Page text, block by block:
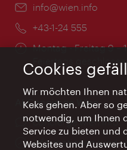
Email:
info@wien.info
Telefon:
+43-1-24 555
Öffnungszeiten:
Montag - Freitag 9 –
Feiertags geschlossen
AI Concierge Wien
Ort:
concierge.wien.info
Öffnungszeiten:
Informationen rund
Cookies
Wir möchten Ihnen
Keks gehen. Aber so
notwendig, um Ihnen
Service zu bieten und
Websites und